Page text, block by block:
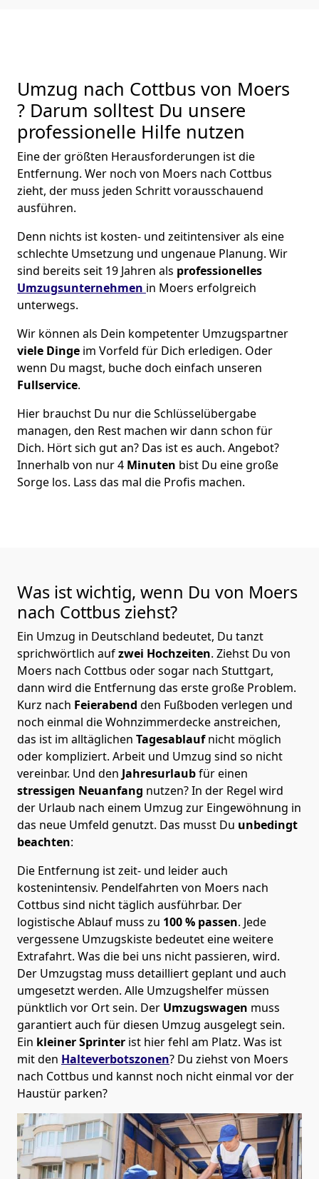
Umzug nach Cottbus von Moers
? Darum solltest Du unsere
professionelle Hilfe nutzen
Eine der größten Herausforderungen ist die
Entfernung. Wer noch von Moers nach Cottbus
zieht, der muss jeden Schritt vorausschauend
ausführen.
Denn nichts ist kosten- und zeitintensiver als eine
schlechte Umsetzung und ungenaue Planung. Wir
sind bereits seit 19 Jahren als professionelles
Umzugsunternehmen in Moers erfolgreich
unterwegs.
Wir können als Dein kompetenter Umzugspartner
viele Dinge im Vorfeld für Dich erledigen. Oder
wenn Du magst, buche doch einfach unseren
Fullservice.
Hier brauchst Du nur die Schlüsselübergabe
managen, den Rest machen wir dann schon für
Dich. Hört sich gut an? Das ist es auch. Angebot?
Innerhalb von nur 4 Minuten bist Du eine große
Sorge los. Lass das mal die Profis machen.
Was ist wichtig, wenn Du von Moers
nach Cottbus ziehst?
Ein Umzug in Deutschland bedeutet, Du tanzt
sprichwörtlich aufzwei Hochzeiten. Ziehst Du von
Moers nach Cottbus oder sogar nach Stuttgart,
dann wird die Entfernung das erste große Problem.
Kurz nach Feierabend den Fußboden verlegen und
noch einmal die Wohnzimmerdecke anstreichen,
das ist im alltäglichen Tagesablaufnicht möglich
oder kompliziert. Arbeit und Umzug sind so nicht
vereinbar. Und den Jahresurlaubfür einen
stressigen Neuanfang nutzen? In der Regel wird
der Urlaub nach einem Umzug zur Eingewöhnung in
das neue Umfeld genutzt. Das musst Du unbedingt
beachten:
Die Entfernung ist zeit- und leider auch
kostenintensiv. Pendelfahrten von Moers nach
Cottbus sind nicht täglich ausführbar. Der
logistische Ablauf muss zu 100 % passen. Jede
vergessene Umzugskiste bedeutet eine weitere
Extrafahrt. Was die bei uns nicht passieren, wird.
Der Umzugstag muss detailliert geplant und auch
umgesetzt werden. Alle Umzugshelfer müssen
pünktlich vor Ort sein. Der Umzugswagen muss
garantiert auch für diesen Umzug ausgelegt sein.
Ein kleiner Sprinter ist hier fehl am Platz. Was ist
mit den Halteverbotszonen? Du ziehst von Moers
nach Cottbus und kannst noch nicht einmal vor der
Haustür parken?